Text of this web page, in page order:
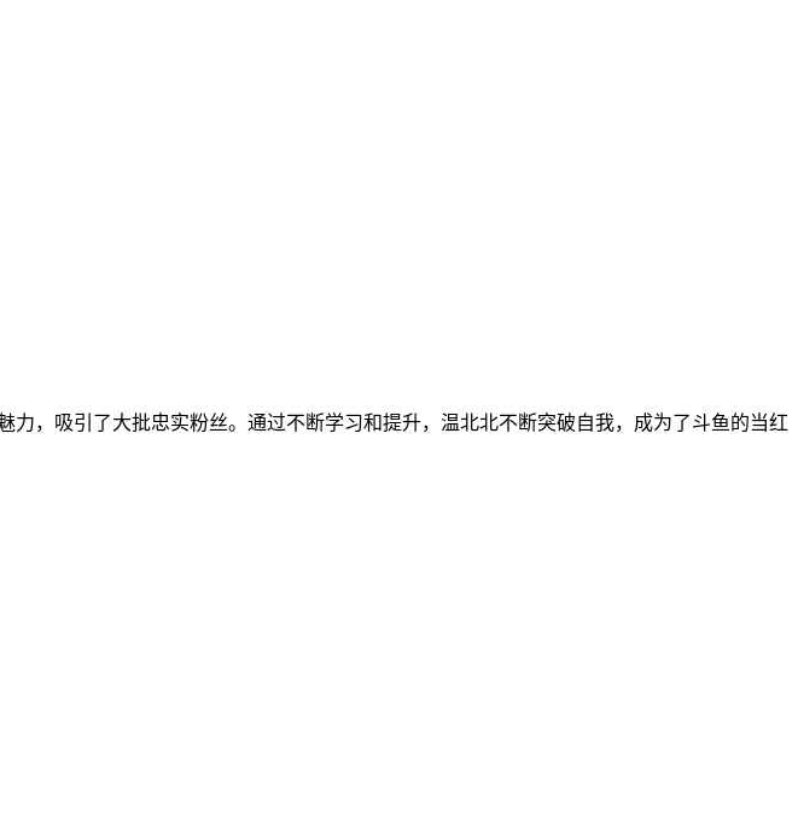
，吸引了大批忠实粉丝。通过不断学习和提升，温北北不断突破自我，成为了斗鱼的当红